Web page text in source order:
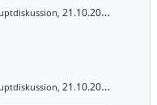
21.10.2020 18:41 Uhr
21.10.2020 18:34 Uhr